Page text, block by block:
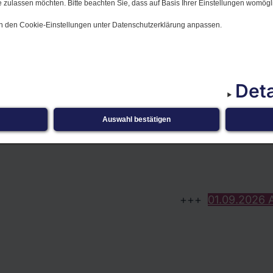
möchten. Bitte beachten Sie, dass auf Basis Ihrer Einstellungen
den Cookie-Einstellungen unter Datenschutzerklärung anpassen.
Auswahl bestätigen
01.​09.​2026